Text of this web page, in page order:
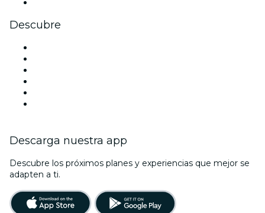
Descubre
Descarga nuestra app
Descubre los próximos planes y experiencias que mejor se
adapten a ti.